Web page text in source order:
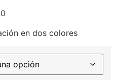
en dos colores